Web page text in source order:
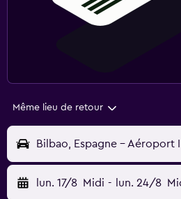
Même lieu de retour
Bilbao, Espagne - Aéroport
lun. 17/8 Midi - lun. 24/8